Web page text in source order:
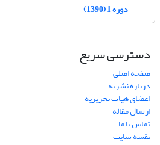
دوره 1 (1390)
دسترسی سریع
صفحه اصلی
درباره نشریه
اعضای هیات تحریریه
ارسال مقاله
تماس با ما
نقشه سایت